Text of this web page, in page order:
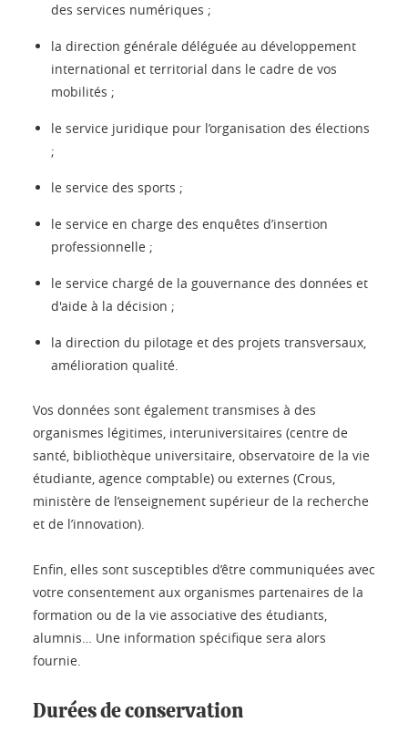
des services numériques ;
la direction générale déléguée au développement
international et territorial dans le cadre de vos
mobilités ;
le service juridique pour l’organisation des élections
;
le service des sports ;
le service en charge des enquêtes d’insertion
professionnelle ;
le service chargé de la gouvernance des données et
d'aide à la décision ;
la direction du pilotage et des projets transversaux,
amélioration qualité.
Vos données sont également transmises à des
organismes légitimes, interuniversitaires (centre de
santé, bibliothèque universitaire, observatoire de la vie
étudiante, agence comptable) ou externes (Crous,
ministère de l’enseignement supérieur de la recherche
et de l’innovation).
Enfin, elles sont susceptibles d’être communiquées avec
votre consentement aux organismes partenaires de la
formation ou de la vie associative des étudiants,
alumnis… Une information spécifique sera alors
fournie.
Durées de conservation